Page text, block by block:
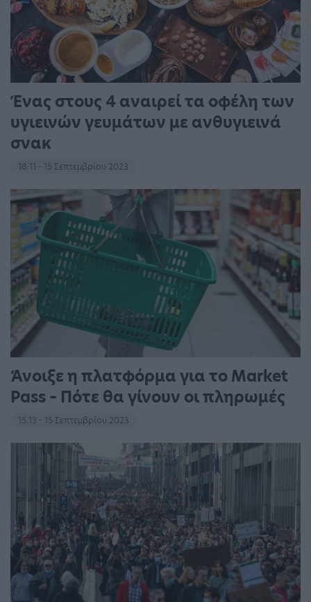
Ένας στους 4 αναιρεί τα οφέλη των
υγιεινών γευμάτων με ανθυγιεινά
σνακ
18:11 - 15 Σεπτεμβρίου 2023
Άνοιξε η πλατφόρμα για το Market
Pass – Πότε θα γίνουν οι πληρωμές
15:13 - 15 Σεπτεμβρίου 2023